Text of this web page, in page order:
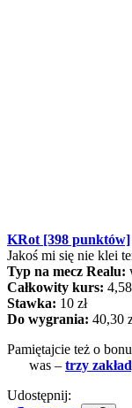
KRot [398 punktów]
Jakoś mi się nie klei
Typ na mecz Realu:
Całkowity kurs: 4,58
Stawka: 10 zł
Do wygrania: 40,30
Pamiętajcie też o
was – trzy
Udostępnij: